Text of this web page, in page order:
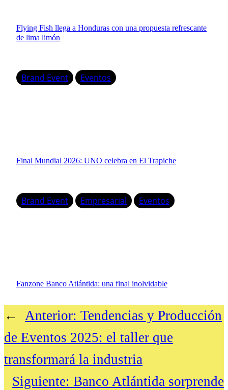
Flying Fish llega a Honduras con una propuesta refrescante
de lima limón
Brand Event Eventos
Final Mundial 2026: UNO celebra en El Trapiche
Brand Event Empresarial Eventos
Fanzone Banco Atlántida: una final inolvidable
← Anterior: Tendencias y Producción
de Eventos 2025: el taller que
transformará la industria
Siguiente: Banco Atlántida sorprende